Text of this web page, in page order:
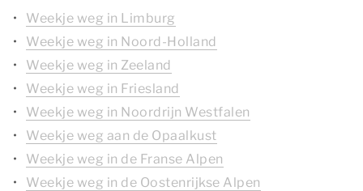
Weekje weg in Limburg
Weekje weg in Noord-Holland
Weekje weg in Zeeland
Weekje weg in Friesland
Weekje weg in Noordrijn Westfalen
Weekje weg aan de Opaalkust
Weekje weg in de Franse Alpen
Weekje weg in de Oostenrijkse Alpen